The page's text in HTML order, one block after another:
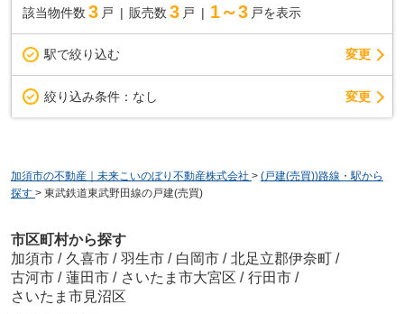
該当物件数 3 戸 販売数 3 戸 1～3 戸を表示
駅で絞り込む 変更
絞り込み条件： なし 変更
加須市の不動産｜未来こいのぼり不動産株式会社 > (戸建(売買))路線・駅から
探す > 東武鉄道東武野田線の戸建(売買)
市区町村から探す
加須市 / 久喜市 / 羽生市 / 白岡市 / 北足立郡伊奈町 /
古河市 / 蓮田市 / さいたま市大宮区 / 行田市 /
さいたま市見沼区